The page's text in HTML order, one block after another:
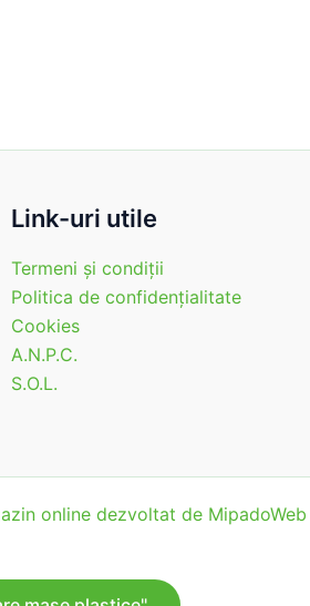
Link-uri utile
Termeni şi condiţii
Politica de confidenţialitate
Cookies
A.N.P.C.
S.O.L.
online dezvoltat de MipadoWeb